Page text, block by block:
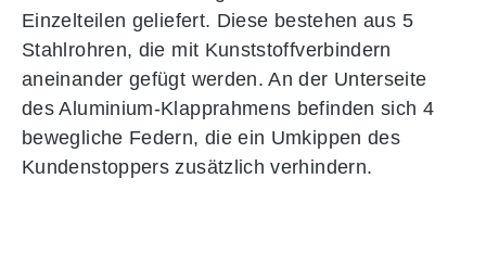
Einzelteilen geliefert. Diese bestehen aus 5
Stahlrohren, die mit Kunststoffverbindern
aneinander gefügt werden. An der Unterseite
des Aluminium-Klapprahmens befinden sich 4
bewegliche Federn, die ein Umkippen des
Kundenstoppers zusätzlich verhindern.